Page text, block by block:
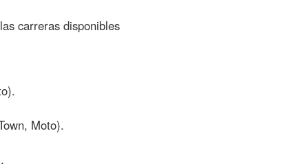
carreras disponibles
Moto).